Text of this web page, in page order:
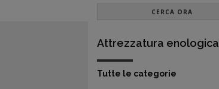
CERCA ORA
Attrezzatura enologica
Tutte le categorie